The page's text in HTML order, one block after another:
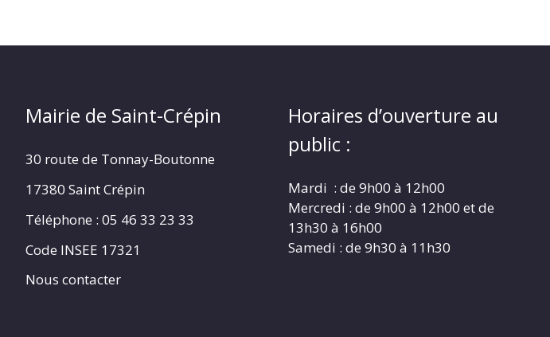
Mairie de Saint-Crépin
30 route de Tonnay-Boutonne
17380 Saint Crépin
Téléphone : 05 46 33 23 33
Code INSEE 17321
Nous contacter
Horaires d’ouverture au
public :
Mardi : de 9h00 à 12h00
Mercredi : de 9h00 à 12h00 et de
13h30 à 16h00
Samedi : de 9h30 à 11h30